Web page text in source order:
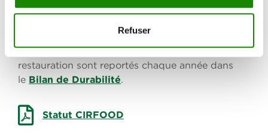
Refuser
l’environnement et les ressources naturelles.
L’activité et les résultats de notre entreprise de
restauration sont reportés chaque année dans
le Bilan de Durabilité.
Statut CIRFOOD